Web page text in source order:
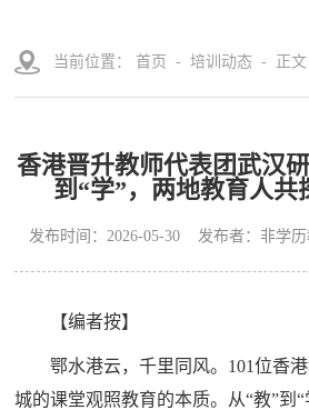
当前位置： 首页 -培训动态 - 正文
香港晋升教师代表团武汉
到“学”，两地教育人共
发布时间：2026-05-30 发布者：非学
【编者按】
鄂水港云，千里同风。101位香
城的课堂观照教育的本质。从“教”到